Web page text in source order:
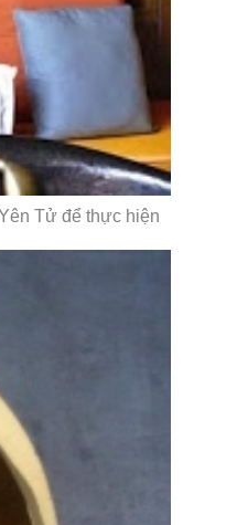
Tử để thực hiện